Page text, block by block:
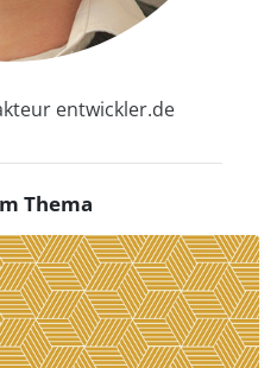
entwickler.de
Thema